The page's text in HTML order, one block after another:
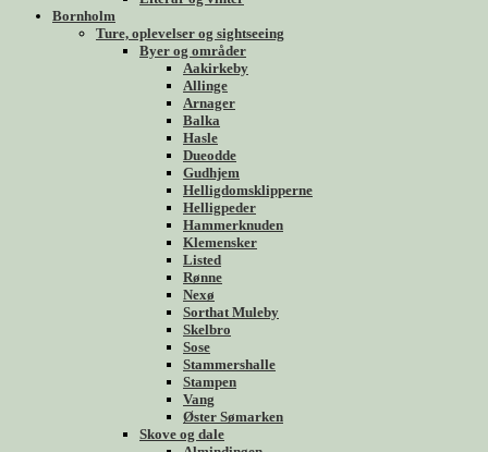
Bornholm
Ture, oplevelser og sightseeing
Byer og områder
Aakirkeby
Allinge
Arnager
Balka
Hasle
Dueodde
Gudhjem
Helligdomsklipperne
Helligpeder
Hammerknuden
Klemensker
Listed
Rønne
Nexø
Sorthat Muleby
Skelbro
Sose
Stammershalle
Stampen
Vang
Øster Sømarken
Skove og dale